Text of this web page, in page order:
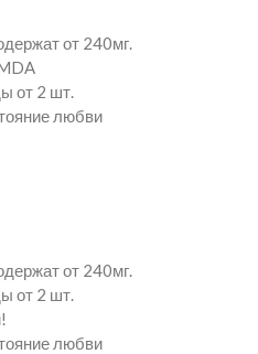
от 240мг.
от 2 шт.
любви
от 240мг.
от 2 шт.
любви